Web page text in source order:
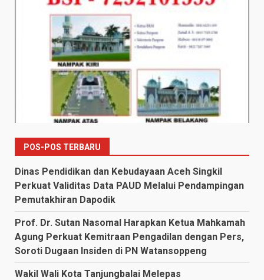
POS-POS TERBARU
Dinas Pendidikan dan Kebudayaan Aceh Singkil
Perkuat Validitas Data PAUD Melalui Pendampingan
Pemutakhiran Dapodik
Prof. Dr. Sutan Nasomal Harapkan Ketua Mahkamah
Agung Perkuat Kemitraan Pengadilan dengan Pers,
Soroti Dugaan Insiden di PN Watansoppeng
Wakil Wali Kota Tanjungbalai Melepas